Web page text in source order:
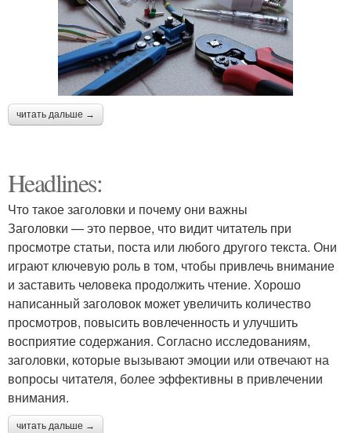
читать дальше →
Headlines:
Что такое заголовки и почему они важны
Заголовки — это первое, что видит читатель при
просмотре статьи, поста или любого другого текста. Они
играют ключевую роль в том, чтобы привлечь внимание
и заставить человека продолжить чтение. Хорошо
написанный заголовок может увеличить количество
просмотров, повысить вовлеченность и улучшить
восприятие содержания. Согласно исследованиям,
заголовки, которые вызывают эмоции или отвечают на
вопросы читателя, более эффективны в привлечении
внимания.
читать дальше →